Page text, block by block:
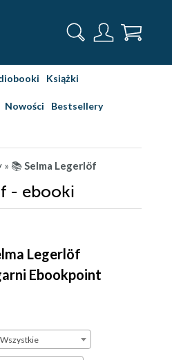
Książki
Nowości Bestsellery
» 📚Selma Legerlöf
- ebooki
Legerlöf
Ebookpoint
Wszystkie